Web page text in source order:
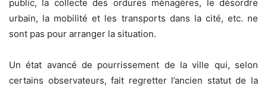
public, la collecte des ordures ménagères, le désordre
urbain, la mobilité et les transports dans la cité, etc. ne
sont pas pour arranger la situation.
Un état avancé de pourrissement de la ville qui, selon
certains observateurs, fait regretter l’ancien statut de la